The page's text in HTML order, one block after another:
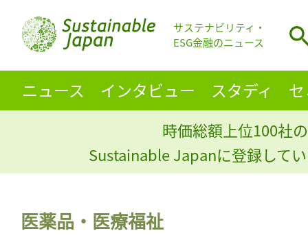
サステナビリティ・
ESG金融のニュース
ニュース インタビュー スタディ
時価総額上位100社
Sustainable Japanに登録して
医薬品・医療福祉